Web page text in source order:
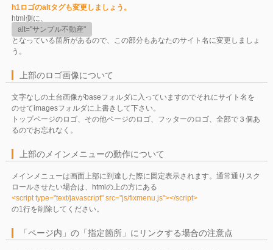
h1ロゴのaltタグも変更しましょう。
html側に、
alt="サンプル不動産"
となっている箇所があるので、この部分もあなたのサイト名に変更しましょ
う。
上部のロゴ画像について
文字なしの土台画像がbaseフォルダに入っていますのでそれにサイト名を
のせてimagesフォルダに上書きして下さい。
トップページのロゴ、その他ページのロゴ、フッターのロゴ、全部で３個あ
るのでお忘れなく。
上部のメインメニューの動作について
メインメニューは画面上部に到達した際に固定表示されます。通常通りスク
ロールさせたい場合は、htmlの上の方にある
<script type="text/javascript" src="js/fixmenu.js"></script>
の1行を削除してください。
「ページ内」の「指定箇所」にリンクする場合の注意点